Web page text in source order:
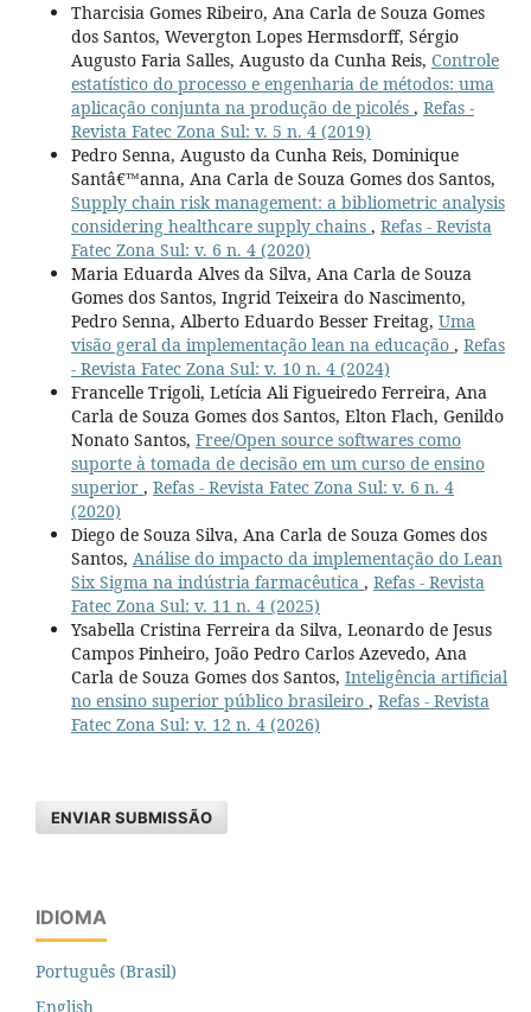
Tharcisia Gomes Ribeiro, Ana Carla de Souza Gomes
dos Santos, Wevergton Lopes Hermsdorff, Sérgio
Augusto Faria Salles, Augusto da Cunha Reis, Controle
estatístico do processo e engenharia de métodos: uma
aplicação conjunta na produção de picolés , Refas -
Revista Fatec Zona Sul: v. 5 n. 4 (2019)
Pedro Senna, Augusto da Cunha Reis, Dominique
Santâ€™anna, Ana Carla de Souza Gomes dos Santos,
Supply chain risk management: a bibliometric analysis
considering healthcare supply chains , Refas - Revista
Fatec Zona Sul: v. 6 n. 4 (2020)
Maria Eduarda Alves da Silva, Ana Carla de Souza
Gomes dos Santos, Ingrid Teixeira do Nascimento,
Pedro Senna, Alberto Eduardo Besser Freitag, Uma
visão geral da implementação lean na educação , Refas
- Revista Fatec Zona Sul: v. 10 n. 4 (2024)
Francelle Trigoli, Letícia Ali Figueiredo Ferreira, Ana
Carla de Souza Gomes dos Santos, Elton Flach, Genildo
Nonato Santos, Free/Open source softwares como
suporte à tomada de decisão em um curso de ensino
superior , Refas - Revista Fatec Zona Sul: v. 6 n. 4
(2020)
Diego de Souza Silva, Ana Carla de Souza Gomes dos
Santos, Análise do impacto da implementação do Lean
Six Sigma na indústria farmacêutica , Refas - Revista
Fatec Zona Sul: v. 11 n. 4 (2025)
Ysabella Cristina Ferreira da Silva, Leonardo de Jesus
Campos Pinheiro, João Pedro Carlos Azevedo, Ana
Carla de Souza Gomes dos Santos, Inteligência artificial
no ensino superior público brasileiro , Refas - Revista
Fatec Zona Sul: v. 12 n. 4 (2026)
ENVIAR SUBMISSÃO
IDIOMA
Português (Brasil)
English